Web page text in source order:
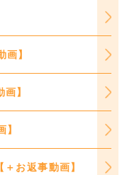
】
】
お返事動画】